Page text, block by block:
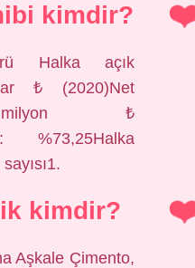
kimdir?
Halka açık
₺ (2020)Net
milyon ₺
%73,25Halka
kimdir?
Aşkale Çimento,